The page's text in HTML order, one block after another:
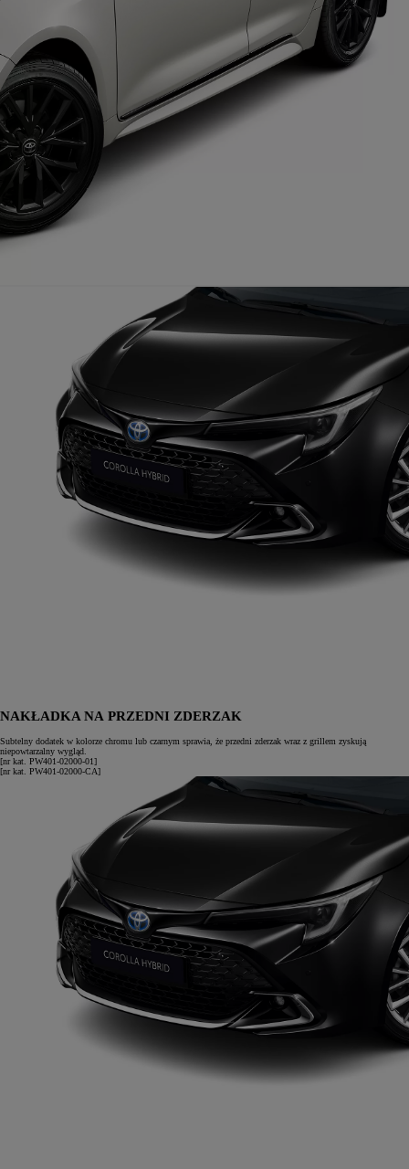
NAKŁADKA NA PRZEDNI ZDERZAK
Subtelny dodatek w kolorze chromu lub czarnym sprawia, że przedni zderzak wraz z grillem zyskują
niepowtarzalny wygląd.
[nr kat. PW401-02000-01]
[nr kat. PW401-02000-CA]